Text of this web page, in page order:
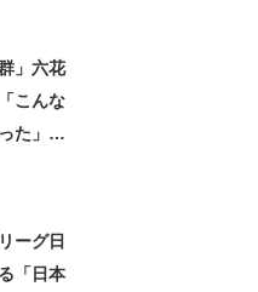
」六花
こんな
た」
ーグ日
「日本